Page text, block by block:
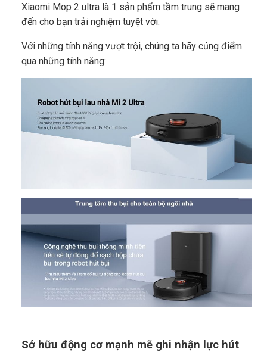
Xiaomi Mop 2 ultra là 1 sản phẩm tầm trung sẽ mang
đến cho bạn trải nghiệm tuyệt vời.
Với những tính năng vượt trội, chúng ta hãy củng điểm
qua những tính năng:
Sở hữu động cơ mạnh mẽ ghi nhận lực hút